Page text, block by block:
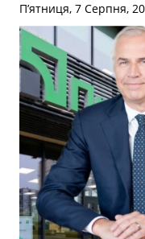
П’ятниця, 7 Серпня,